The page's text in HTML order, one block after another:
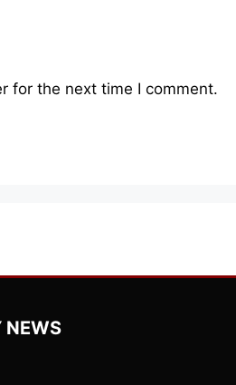
for the next time I comment.
NEWS